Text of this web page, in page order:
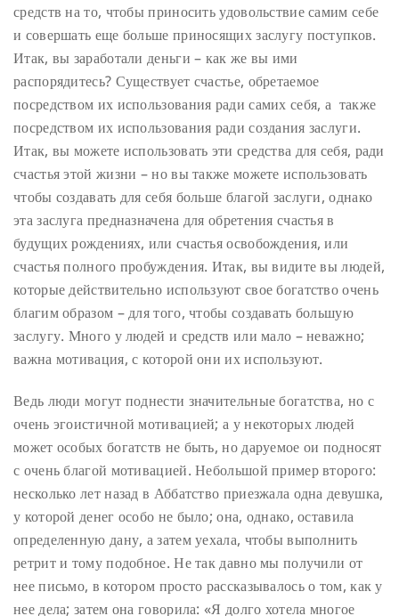
средств на то, чтобы приносить удовольствие самим себе
и совершать еще больше приносящих заслугу поступков.
Итак, вы заработали деньги – как же вы ими
распорядитесь? Существует счастье, обретаемое
посредством их использования ради самих себя, а также
посредством их использования ради создания заслуги.
Итак, вы можете использовать эти средства для себя, ради
счастья этой жизни – но вы также можете использовать
чтобы создавать для себя больше благой заслуги, однако
эта заслуга предназначена для обретения счастья в
будущих рождениях, или счастья освобождения, или
счастья полного пробуждения. Итак, вы видите вы людей,
которые действительно используют свое богатство очень
благим образом – для того, чтобы создавать большую
заслугу. Много у людей и средств или мало – неважно;
важна мотивация, с которой они их используют.
Ведь люди могут поднести значительные богатства, но с
очень эгоистичной мотивацией; а у некоторых людей
может особых богатств не быть, но даруемое ои подносят
с очень благой мотивацией. Небольшой пример второго:
несколько лет назад в Аббатство приезжала одна девушка,
у которой денег особо не было; она, однако, оставила
определенную дану, а затем уехала, чтобы выполнить
ретрит и тому подобное. Не так давно мы получили от
нее письмо, в котором просто рассказывалось о том, как у
нее дела; затем она говорила: «Я долго хотела многое